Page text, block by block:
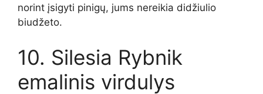
norint įsigyti pinigų, jums nereikia didžiulio
biudžeto.
10. Silesia Rybnik
emalinis virdulys